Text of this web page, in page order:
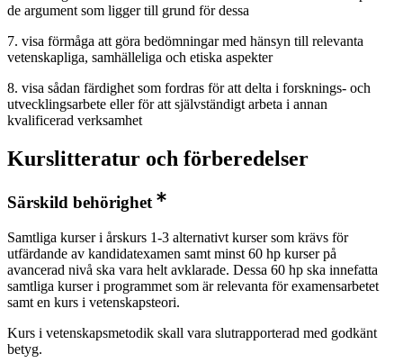
de argument som ligger till grund för dessa
7. visa förmåga att göra bedömningar med hänsyn till relevanta
vetenskapliga, samhälleliga och etiska aspekter
8. visa sådan färdighet som fordras för att delta i forsknings- och
utvecklingsarbete eller för att självständigt arbeta i annan
kvalificerad verksamhet
Kurslitteratur och förberedelser
Särskild behörighet
Samtliga kurser i årskurs 1-3 alternativt kurser som krävs för
utfärdande av kandidatexamen samt minst 60 hp kurser på
avancerad nivå ska vara helt avklarade. Dessa 60 hp ska innefatta
samtliga kurser i programmet som är relevanta för examensarbetet
samt en kurs i vetenskapsteori.
Kurs i vetenskapsmetodik skall vara slutrapporterad med godkänt
betyg.